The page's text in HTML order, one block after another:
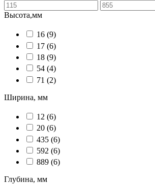
Высота,мм
16 (9)
17 (6)
18 (9)
54 (4)
71 (2)
Ширина, мм
12 (6)
20 (6)
435 (6)
592 (6)
889 (6)
Глубина, мм